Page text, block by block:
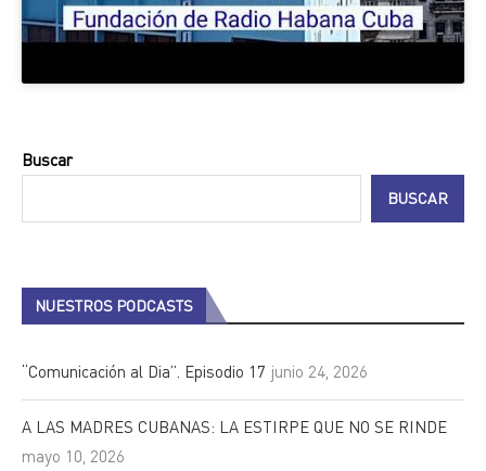
Buscar
BUSCAR
NUESTROS PODCASTS
“Comunicación al Dia”. Episodio 17 junio 24, 2026
A LAS MADRES CUBANAS: LA ESTIRPE QUE NO SE RINDE
mayo 10, 2026